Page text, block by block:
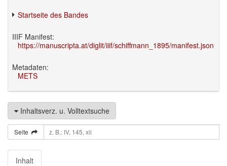
Startseite des Bandes
IIIF Manifest:
https://manuscripta.at/diglit/iiif/schiffmann_1895/manifest.json
Metadaten:
METS
Inhaltsverz. u. Volltextsuche
Seite
Inhalt